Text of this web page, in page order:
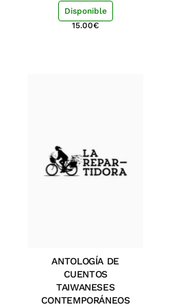
Disponible
15.00€
ANTOLOGÍA DE
CUENTOS
TAIWANESES
CONTEMPORÁNEOS